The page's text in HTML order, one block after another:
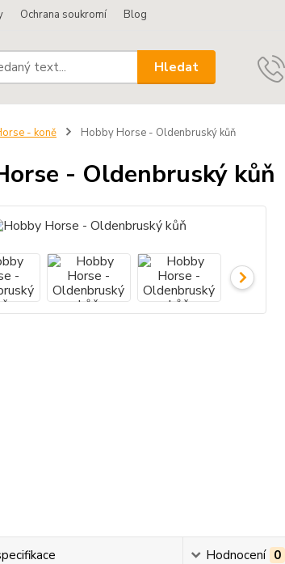
Ochrana soukromí Blog
Hledat
- koně Hobby Horse - Oldenbruský kůň
- Oldenbruský kůň
Hodnocení 0